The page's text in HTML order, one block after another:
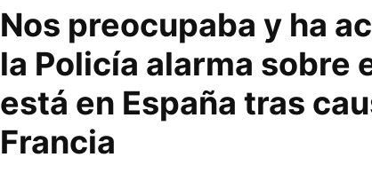
Nos preocupaba y ha
la Policía alarma sobre
está en España tras
Francia